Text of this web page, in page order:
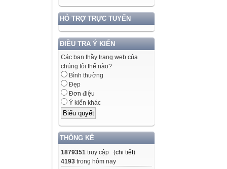
HỖ TRỢ TRỰC TUYẾN
ĐIỀU TRA Ý KIẾN
Các bạn thầy trang web của
chúng tôi thế nào?
Bình thường
Đẹp
Đơn điệu
Ý kiến khác
THỐNG KÊ
1879351 truy cập (chi tiết)
4193 trong hôm nay